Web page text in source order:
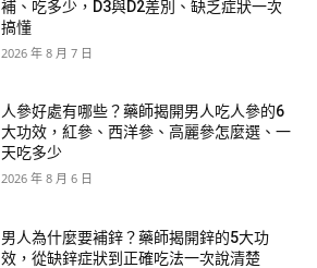
補、吃多少，D3與D2差別、缺乏症狀一次
搞懂
2026 年 8 月 7 日
人參好處有哪些？藥師揭開男人吃人參的6
大功效，紅參、西洋參、高麗參怎麼選、一
天吃多少
2026 年 8 月 6 日
男人為什麼要補鋅？藥師揭開鋅的5大功
效，從缺鋅症狀到正確吃法一次說清楚